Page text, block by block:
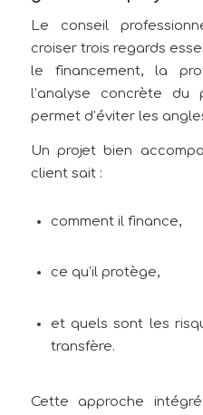
Le conseil
croiser trois regards
le financement, la
l’analyse concrète du
permet d’éviter les
Un projet bien
client sait :
comment il finance,
ce qu’il protège,
et quels sont les
transfère.
Cette approche